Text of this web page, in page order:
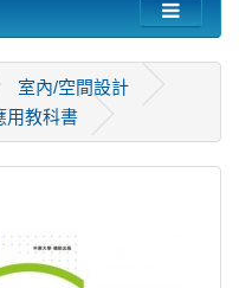
室內/空間設計
用教科書